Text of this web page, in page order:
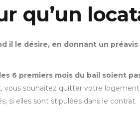
qu’un
il le désire, en donnant un préavis
6 premiers mois du bail soient
souhaitez quitter votre
si elles sont stipulées dans le contrat.